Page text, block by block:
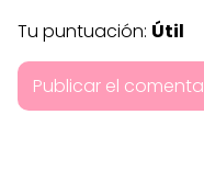
Tu puntuación: Útil